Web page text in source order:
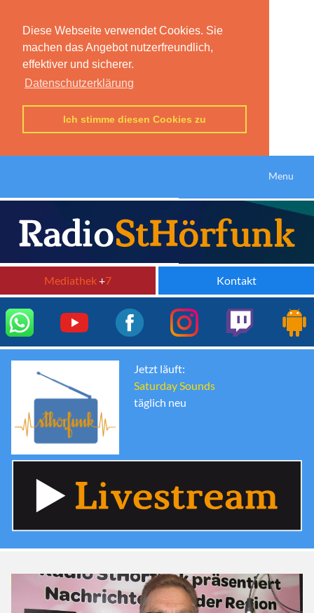
Diese Webseite verwendet Cookies. Sie
machen das Angebot nutzerfreundlich,
effektiver und sicherer.
Datenschutzerklärung
Ich stimme diesen Cookies zu
Menu
Mediathek+7 Kontakt
Jetzt läuft:
Saturday Sounds
täglich neu